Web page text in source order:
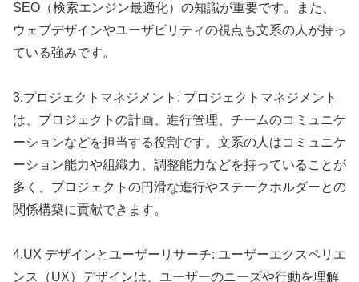
SEO（検索エンジン最適化）の知識が重要です。また、
ウェブデザインやユーザビリティの視点も文系の人が持っ
ている強みです。
3.プロジェクトマネジメント: プロジェクトマネジメント
は、プロジェクトの計画、進行管理、チームのコミュニケ
ーションなどを担当する役割です。文系の人はコミュニケ
ーション能力や組織力、調整能力などを持っていることが
多く、プロジェクトの円滑な進行やステークホルダーとの
関係構築に貢献できます。
4.UX デザインとユーザーリサーチ: ユーザーエクスペリエ
ンス（UX）デザインは、ユーザーのニーズや行動を理解